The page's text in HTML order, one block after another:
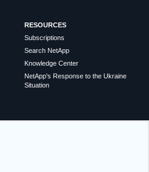
RESOURCES
Subscriptions
Search NetApp
Knowledge Center
NetApp's Response to the Ukraine
Situation